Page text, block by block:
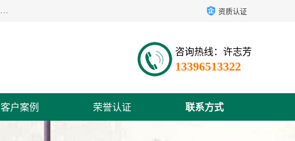
杭州贝安企业管理有限公司:iso咨询,杭州ISO认证,iso认证咨询,国军标认证,iso环境认证,27000信息安全认证,ISO20000信息技术认证,口罩检测报告,32610检测报告,CCRC认证,ISO50001认证,ITSS认证,两化融合认证,出口口罩检测报告等认证代理服务,本公司有近10年的体系咨询经验,能业务覆盖范围南到海南三亚北到新疆阿克苏. 资质认证
咨询热线：许志芳
13396513322
客户案例 荣誉认证 联系方式